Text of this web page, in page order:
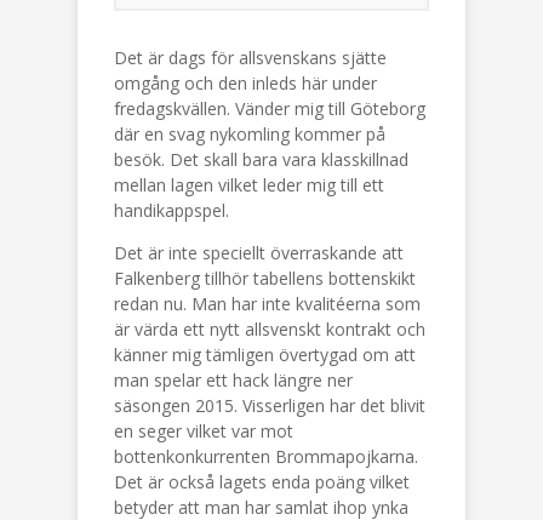
Det är dags för allsvenskans sjätte
omgång och den inleds här under
fredagskvällen. Vänder mig till Göteborg
där en svag nykomling kommer på
besök. Det skall bara vara klasskillnad
mellan lagen vilket leder mig till ett
handikappspel.
Det är inte speciellt överraskande att
Falkenberg tillhör tabellens bottenskikt
redan nu. Man har inte kvalitéerna som
är värda ett nytt allsvenskt kontrakt och
känner mig tämligen övertygad om att
man spelar ett hack längre ner
säsongen 2015. Visserligen har det blivit
en seger vilket var mot
bottenkonkurrenten Brommapojkarna.
Det är också lagets enda poäng vilket
betyder att man har samlat ihop ynka